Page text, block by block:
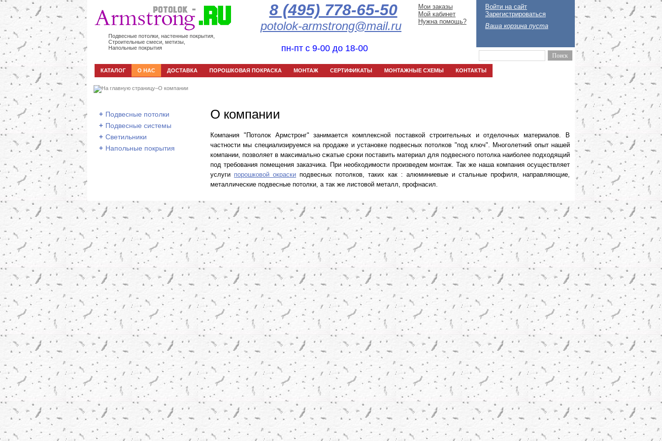
Подвесные потолки, настенные покрытия,
Строительные смеси, метизы,
Напольные покрытия
8 (495) 778-65-50
potolok-armstrong@mail.ru
пн-пт с 9-00 до 18-00
КАТАЛОГ О НАС ДОСТАВКА ПОРОШКОВАЯ ПОКРАСКА МОНТАЖ СЕРТИФИКАТЫ МОНТАЖНЫЕ СХЕМЫ КОНТАКТЫ
Мои заказы
Мой кабинет
Нужна помощь?
Войти на сайт
Зарегистрироваться
Ваша корзина пуста
–О компании
+ Подвесные потолки
+ Подвесные системы
+ Светильники
+ Напольные покрытия
О компании
Компания "Потолок Армстронг" занимается комплексной поставкой строительных и отделочных материалов. В
частности мы специализируемся на продаже и установке подвесных потолков "под ключ". Многолетний опыт нашей
компании, позволяет в максимально сжатые сроки поставить материал для подвесного потолка наиболее подходящий
под требования помещения заказчика. При необходимости произведем монтаж. Так же наша компания осуществляет
услуги порошковой окраски подвесных потолков, таких как : алюминиевые и стальные профиля, направляющие,
металлические подвесные потолки, а так же листовой металл, профнасил.